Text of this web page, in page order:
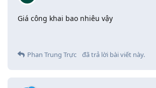
Giá công khai bao nhiêu vậy
Phan Trung Trực
đã trả lời bài viết này.